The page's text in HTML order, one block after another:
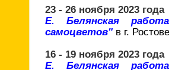
23 - 26 ноября 2023 года
Е. Белянская
самоцветов" в г.
16 - 19 ноября 2023 года
Е. Белянская